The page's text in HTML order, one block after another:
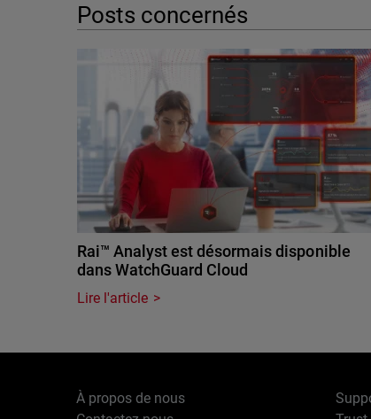
Posts concernés
Rai™ Analyst est désormais disponible
dans WatchGuard Cloud
Lire l'article
À propos de nous